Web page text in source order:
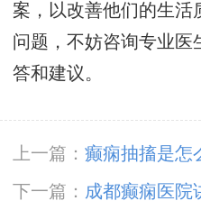
案，以改善他们的生活
问题，不妨咨询专业医
答和建议。
上一篇： 癫痫抽搐是怎
详述
下一篇： 成都癫痫医院